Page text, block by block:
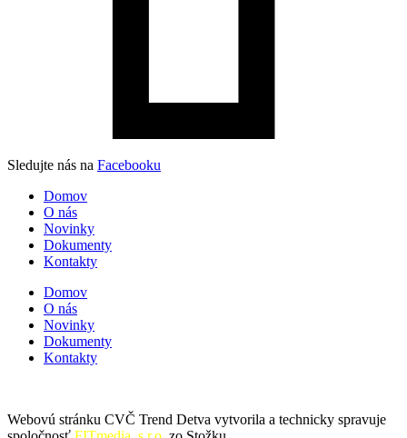
Sledujte nás na Facebooku
Domov
O nás
Novinky
Dokumenty
Kontakty
Domov
O nás
Novinky
Dokumenty
Kontakty
Webovú stránku CVČ Trend Detva vytvorila a technicky spravuje